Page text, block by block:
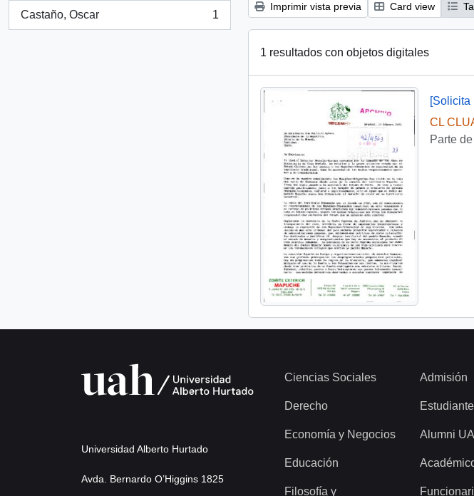
Castaño, Oscar
, 1 resultados
1
Imprimir vista previa Card view
1 resultados con objetos digitales
CL
Parte de
Universidad Alberto Hurtado
Avda. Bernardo O’Higgins 1825
Ciencias Sociales
Derecho
Economía y Negocios
Educación
Filosofía y
Admisión
Alumni